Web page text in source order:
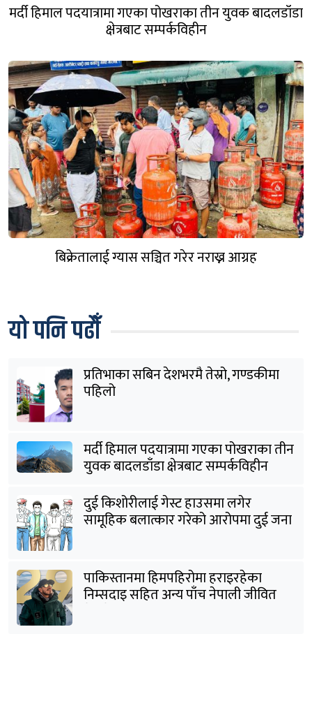
मर्दी हिमाल पदयात्रामा गएका पोखराका तीन युवक बादलडाँडा
क्षेत्रबाट सम्पर्कविहीन
बिक्रेतालाई ग्यास सञ्चित गरेर नराख्न आग्रह
यो पनि पढौँ
प्रतिभाका सबिन देशभरमै तेस्रो, गण्डकीमा
पहिलो
मर्दी हिमाल पदयात्रामा गएका पोखराका तीन
युवक बादलडाँडा क्षेत्रबाट सम्पर्कविहीन
दुई किशोरीलाई गेस्ट हाउसमा लगेर
सामूहिक बलात्कार गरेको आरोपमा दुई जना
पाकिस्तानमा हिमपहिरोमा हराइरहेका
निम्सदाइ सहित अन्य पाँच नेपाली जीवित